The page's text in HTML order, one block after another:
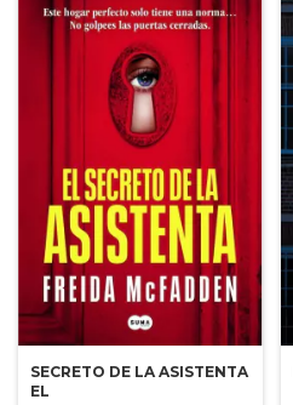
SECRETO DE LA ASISTENTA
EL